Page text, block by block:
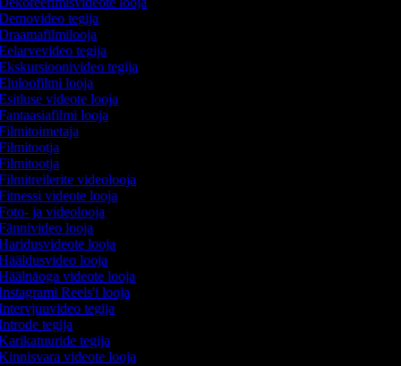
tegija
tegija
tegija
looja
videote looja
looja
videolooja
videote looja
ja videolooja
looja
looja
looja
videote looja
Reels'i looja
tegija
tegija
tegija
videote looja